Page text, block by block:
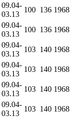
09.04-
03.13
100 136 1968
09.04-
03.13
100 136 1968
09.04-
03.13
103 140 1968
09.04-
03.13
103 140 1968
09.04-
03.13
103 140 1968
09.04-
03.13
103 140 1968